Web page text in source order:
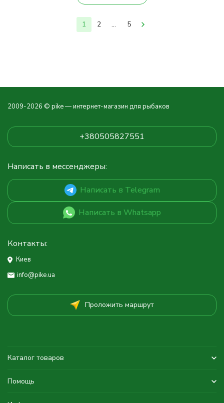
1 2 ... 5
2009-2026 © pike — интернет-магазин для рыбаков
+380505827551
Написать в мессенджеры:
Написать в Telegram
Написать в Whatsapp
Контакты:
Киев
info@pike.ua
Проложить маршрут
Каталог товаров
Помощь